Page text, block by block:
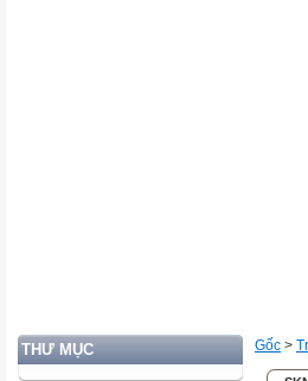
THƯ MỤC Gốc >